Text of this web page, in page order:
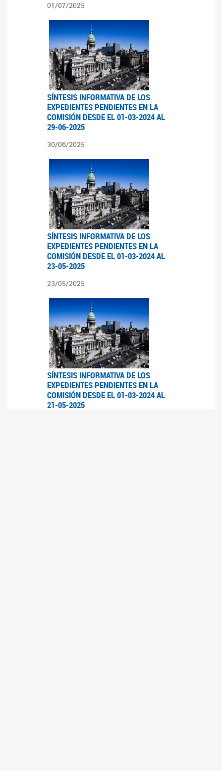
01/07/2025
SÍNTESIS INFORMATIVA DE LOS
EXPEDIENTES PENDIENTES EN LA
COMISIÓN DESDE EL 01-03-2024 AL
29-06-2025
30/06/2025
SÍNTESIS INFORMATIVA DE LOS
EXPEDIENTES PENDIENTES EN LA
COMISIÓN DESDE EL 01-03-2024 AL
23-05-2025
23/05/2025
SÍNTESIS INFORMATIVA DE LOS
EXPEDIENTES PENDIENTES EN LA
COMISIÓN DESDE EL 01-03-2024 AL
21-05-2025